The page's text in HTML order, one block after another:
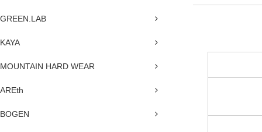
GREEN.LAB
KAYA
MOUNTAIN HARD WEAR
AREth
BOGEN